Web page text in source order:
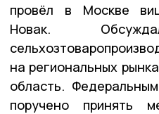
провёл в Москве
Новак.
на региональных
область.
поручено принять